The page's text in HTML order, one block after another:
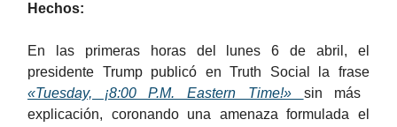
Hechos:
En las primeras horas del lunes 6 de abril, el
presidente Trump publicó en Truth Social la frase
«Tuesday, ¡8:00 P.M. Eastern Time!» sin más
explicación, coronando una amenaza formulada el